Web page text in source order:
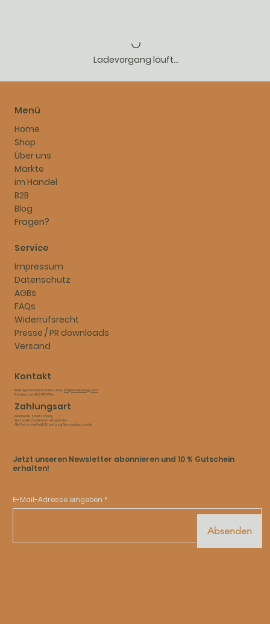
Ladevorgang läuft...
Menü
Home
Shop
Über uns
Märkte
im Handel
B2B
Blog
Fragen?
Service
Impressum
Datenschutz
AGBs
FAQs
Widerrufsrecht
Presse / PR downloads
Versand
Kontakt
Bei Fragen erreichst du uns unter:info@marlie-fengg.com
Fröbelgasse 46/2, 1160 Wien
Zahlungsart
Kreditkarte, Sofortzahlung​
Versandkostenfrei nach AT ab € 49,–​
Alle Preise sind inkl USt. und zzgl. Versandpauschale
Jetzt unseren Newsletter abonnieren und 10 % Gutschein
erhalten!
E-Mail-Adresse eingeben
Absenden